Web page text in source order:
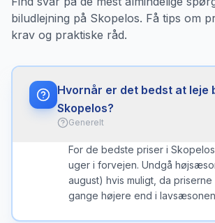
biludlejning på Skopelos. Få tips om
krav og praktiske råd.
Hvornår er det bedst at leje
Skopelos?
Generelt
For de bedste priser i
uger i forvejen. Undgå
august) hvis muligt, da
gange højere end i